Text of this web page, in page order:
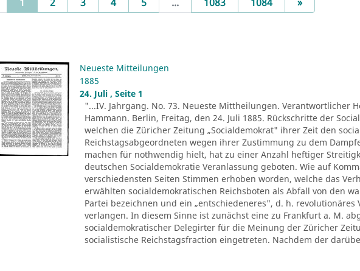
Neueste Mitteilungen
1885
24. Juli , Seite 1
"...IV. Jahrgang. No. 73. Neueste Mittheilungen. Verantwortlicher
Hammann. Berlin, Freitag, den 24. Juli 1885. Rückschritte der
welchen die Züricher Zeitung „Socialdemokrat" ihrer Zeit den
Reichstagsabgeordneten wegen ihrer Zustimmung zu dem
machen für nothwendig hielt, hat zu einer Anzahl heftiger
deutschen Socialdemokratie Veranlassung geboten. Wie auf
verschiedensten Seiten Stimmen erhoben worden, welche das
erwählten socialdemokratischen Reichsboten als Abfall von den
Partei bezeichnen und ein „entschiedeneres", d. h. revolutionäres
verlangen. In diesem Sinne ist zunächst eine zu Frankfurt a. M.
socialdemokratischer Delegirter für die Meinung der Züricher
socialistische Reichstagsfraction eingetreten. Nachdem der